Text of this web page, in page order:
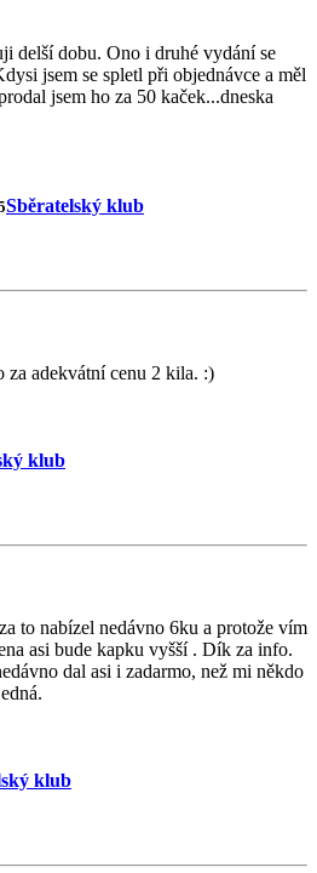
delší dobu. Ono i druhé vydání se
jsem se spletl při objednávce a měl
jsem ho za 50 kaček...dneska
Sběratelský klub
za adekvátní cenu 2 kila. :)
klub
to nabízel nedávno 6ku a protože vím
asi bude kapku vyšší . Dík za info.
dal asi i zadarmo, než mi někdo
klub